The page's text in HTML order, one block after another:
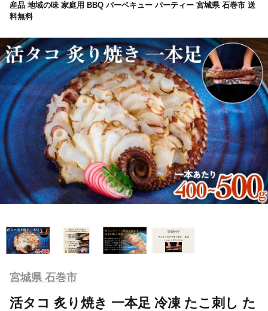
産品 地域の味 家庭用 BBQ バーベキュー パーティー 宮城県 石巻市 送
料無料
宮城県 石巻市
活タコ 炙り焼き 一本足 冷凍 たこ刺し た